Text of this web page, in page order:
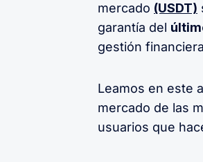
mercado (USDT)
garantía del
gestión
Leamos en este
mercado de las
usuarios que